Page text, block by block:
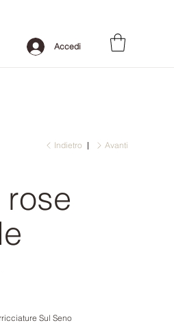
Accedi
Indietro Avanti
Sul Seno